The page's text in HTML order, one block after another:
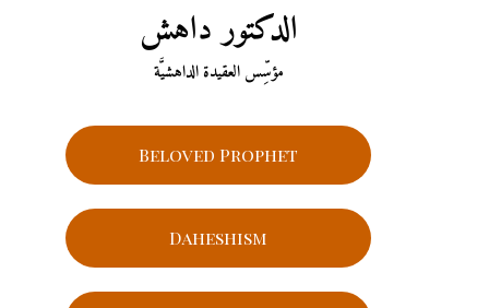
الدكتور داهش
مؤسِّس العقيدة الداهشيَّة
Beloved Prophet
Daheshism